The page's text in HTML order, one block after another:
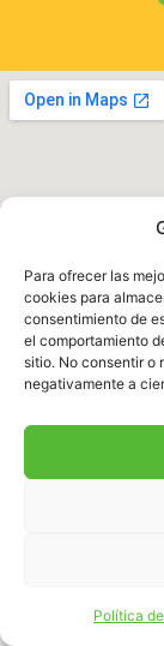
Para ofrecer las
cookies para
consentimiento de
el comportamiento
sitio. No consentir o
negativamente a
Política
Política de
© 2025